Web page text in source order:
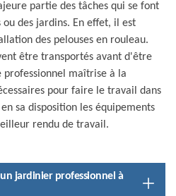
partie des tâches qui se font
ou des jardins. En effet, il est
des pelouses en rouleau.
être transportés avant d'être
professionnel maîtrise à la
pour faire le travail dans
sa disposition les équipements
rendu de travail.
un jardinier professionnel à